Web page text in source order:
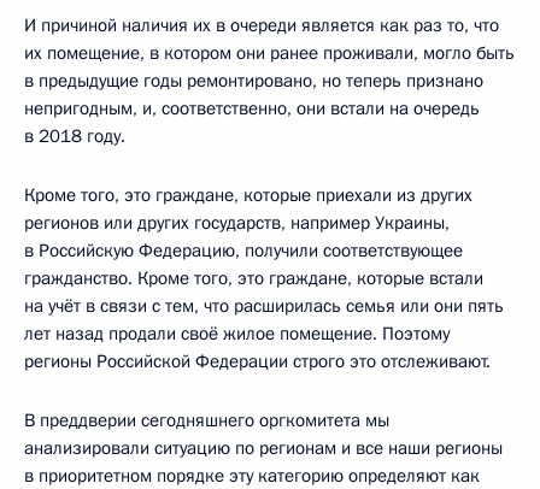
И причиной наличия их в очереди является как раз то, что
их помещение, в котором они ранее проживали, могло быть
в предыдущие годы ремонтировано, но теперь признано
непригодным, и, соответственно, они встали на очередь
в 2018 году.
Кроме того, это граждане, которые приехали из других
регионов или других государств, например Украины,
в Российскую Федерацию, получили соответствующее
гражданство. Кроме того, это граждане, которые встали
на учёт в связи с тем, что расширилась семья или они пять
лет назад продали своё жилое помещение. Поэтому
регионы Российской Федерации строго это отслеживают.
В преддверии сегодняшнего оргкомитета мы
анализировали ситуацию по регионам и все наши регионы
в приоритетном порядке эту категорию определяют как